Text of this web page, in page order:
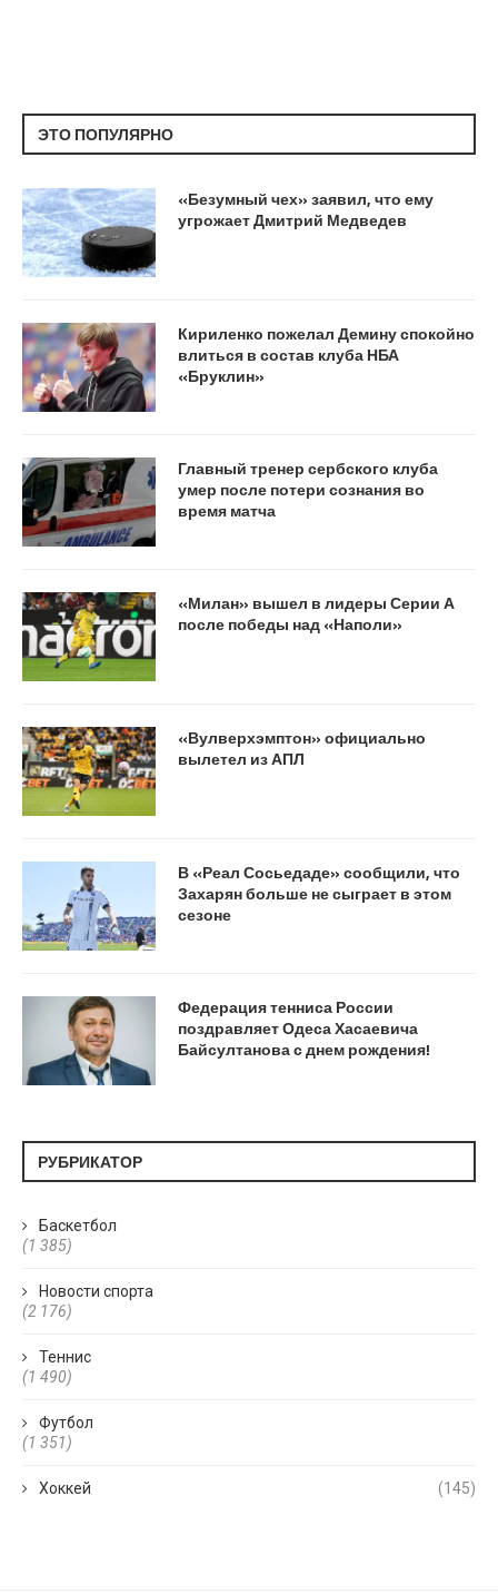
ЭТО ПОПУЛЯРНО
«Безумный чех» заявил, что ему
угрожает Дмитрий Медведев
Кириленко пожелал Демину спокойно
влиться в состав клуба НБА
«Бруклин»
Главный тренер сербского клуба
умер после потери сознания во
время матча
«Милан» вышел в лидеры Серии А
после победы над «Наполи»
«Вулверхэмптон» официально
вылетел из АПЛ
В «Реал Сосьедаде» сообщили, что
Захарян больше не сыграет в этом
сезоне
Федерация тенниса России
поздравляет Одеса Хасаевича
Байсултанова с днем рождения!
РУБРИКАТОР
Баскетбол
(1 385)
Новости спорта
(2 176)
Теннис
(1 490)
Футбол
(1 351)
Хоккей (145)